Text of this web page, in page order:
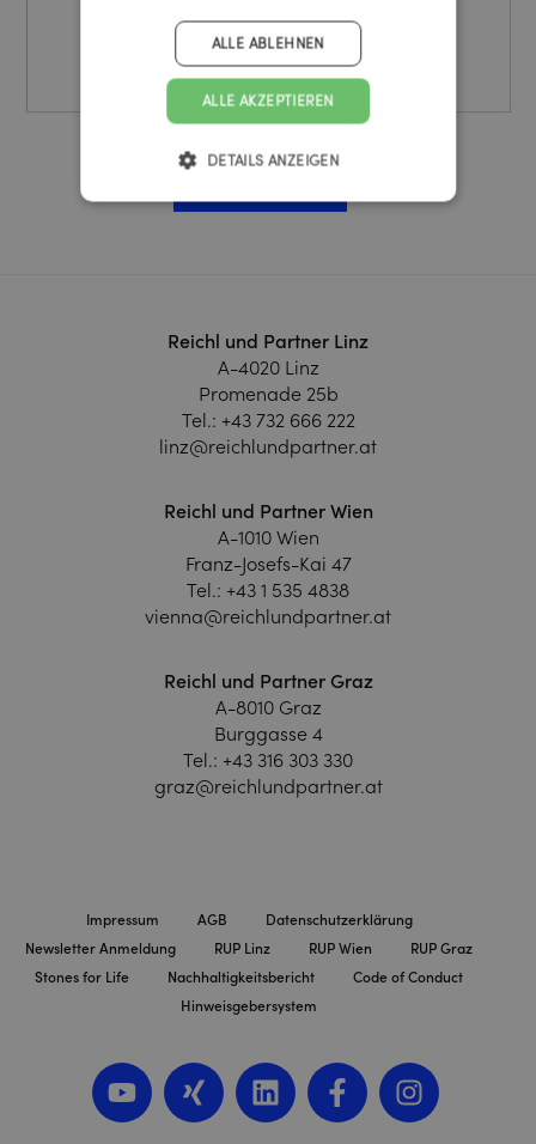
Reichl und Partner Linz
A-4020 Linz
Promenade 25b
Tel.: +43 732 666 222
linz@reichlundpartner.at
Reichl und Partner Wien
A-1010 Wien
Franz-Josefs-Kai 47
Tel.: +43 1 535 4838
vienna@reichlundpartner.at
Reichl und Partner Graz
A-8010 Graz
Burggasse 4
Tel.: +43 316 303 330
graz@reichlundpartner.at
Impressum AGB
Datenschutzerklärung
Newsletter Anmeldung
RUP Linz RUP Wien
RUP Graz
Stones for Life
Nachhaltigkeitsbericht
Code of Conduct
Hinweisgebersystem
ALLE AKZEPTIEREN
ALLE ABLEHNEN
DETAILS ANZEIGEN